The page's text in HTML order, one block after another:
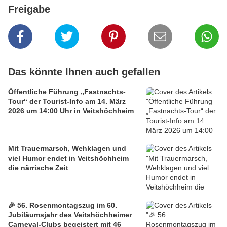
Freigabe
Das könnte Ihnen auch gefallen
Öffentliche Führung „Fastnachts-
Tour“ der Tourist-Info am 14. März
2026 um 14:00 Uhr in Veitshöchheim
Mit Trauermarsch, Wehklagen und
viel Humor endet in Veitshöchheim
die närrische Zeit
🎉 56. Rosenmontagszug im 60.
Jubiläumsjahr des Veitshöchheimer
Carneval-Clubs begeistert mit 46